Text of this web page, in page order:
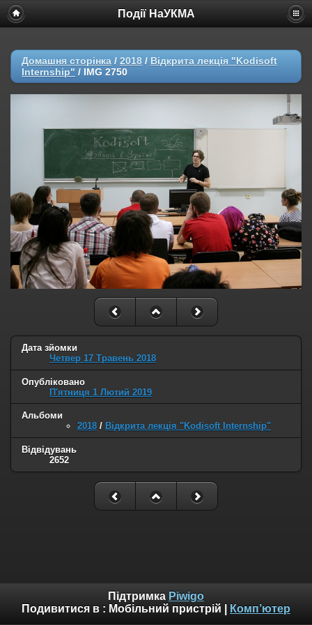
Події НаУКМА
Домашня сторінка / 2018 / Відкрита лекція "Kodisoft
Internship" / IMG 2750
Дата зйомки
Четвер 17 Травень 2018
Опубліковано
П'ятниця 1 Лютий 2019
Альбоми
2018 / Відкрита лекція "Kodisoft Internship"
Відвідувань
2652
Підтримка Piwigo
Подивитися в : Мобільний пристрій Комп’ютер